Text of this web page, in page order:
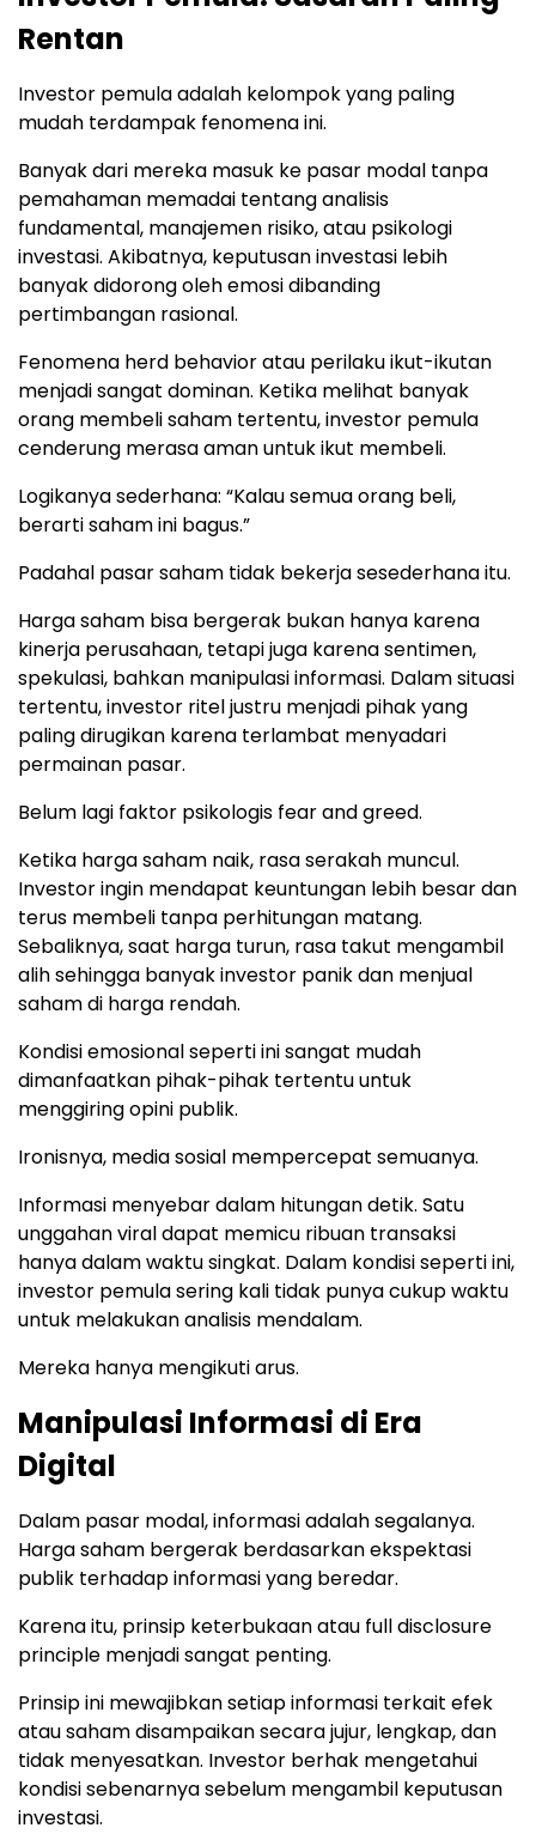
Rentan
Investor pemula adalah kelompok yang paling
mudah terdampak fenomena ini.
Banyak dari mereka masuk ke pasar modal tanpa
pemahaman memadai tentang analisis
fundamental, manajemen risiko, atau psikologi
investasi. Akibatnya, keputusan investasi lebih
banyak didorong oleh emosi dibanding
pertimbangan rasional.
Fenomena herd behavior atau perilaku ikut-ikutan
menjadi sangat dominan. Ketika melihat banyak
orang membeli saham tertentu, investor pemula
cenderung merasa aman untuk ikut membeli.
Logikanya sederhana: “Kalau semua orang beli,
berarti saham ini bagus.”
Padahal pasar saham tidak bekerja sesederhana itu.
Harga saham bisa bergerak bukan hanya karena
kinerja perusahaan, tetapi juga karena sentimen,
spekulasi, bahkan manipulasi informasi. Dalam situasi
tertentu, investor ritel justru menjadi pihak yang
paling dirugikan karena terlambat menyadari
permainan pasar.
Belum lagi faktor psikologis fear and greed.
Ketika harga saham naik, rasa serakah muncul.
Investor ingin mendapat keuntungan lebih besar dan
terus membeli tanpa perhitungan matang.
Sebaliknya, saat harga turun, rasa takut mengambil
alih sehingga banyak investor panik dan menjual
saham di harga rendah.
Kondisi emosional seperti ini sangat mudah
dimanfaatkan pihak-pihak tertentu untuk
menggiring opini publik.
Ironisnya, media sosial mempercepat semuanya.
Informasi menyebar dalam hitungan detik. Satu
unggahan viral dapat memicu ribuan transaksi
hanya dalam waktu singkat. Dalam kondisi seperti ini,
investor pemula sering kali tidak punya cukup waktu
untuk melakukan analisis mendalam.
Mereka hanya mengikuti arus.
Manipulasi Informasi di Era
Digital
Dalam pasar modal, informasi adalah segalanya.
Harga saham bergerak berdasarkan ekspektasi
publik terhadap informasi yang beredar.
Karena itu, prinsip keterbukaan atau full disclosure
principle menjadi sangat penting.
Prinsip ini mewajibkan setiap informasi terkait efek
atau saham disampaikan secara jujur, lengkap, dan
tidak menyesatkan. Investor berhak mengetahui
kondisi sebenarnya sebelum mengambil keputusan
investasi.